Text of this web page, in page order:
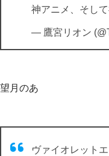
神アニメ、そし
— 鷹宮リオン
望月のあ
ヴァイオレット